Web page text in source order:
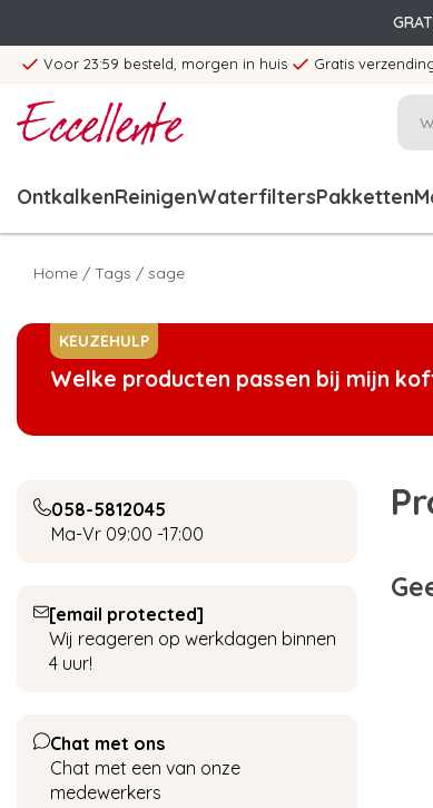
Voor 23:59 besteld, morgen in huis Gratis
OntkalkenReinigenWaterfiltersPakketten
Home / Tags / sage
KEUZEHULP
Welke producten passen bij mijn
058-5812045
Ma-Vr 09:00 -17:00
[email protected]
Wij reageren op werkdagen binnen
4 uur!
Chat met ons
Chat met een van onze
medewerkers